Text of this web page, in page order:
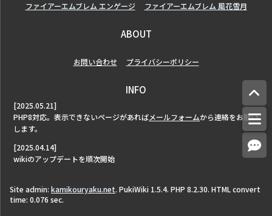
ファイアーエムブレム エンゲージ
ファイアーエムブレム 風花雪月
ABOUT
お問い合わせ プライバシーポリシー
INFO
[2025.05.21]
PHP8対応。表示できないページがあればメールフォームから連絡をお願い
します。
[2025.04.14]
wikiのアップデートを順次開始
Site admin: kamikouryaku.net. PukiWiki 1.5.4. PHP 8.2.30. HTML convert
time: 0.076 sec.